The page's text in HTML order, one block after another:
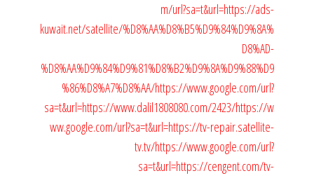
m/url?sa=t&url=https://ads-
kuwait.net/satellite/%D8%AA%D8%B5%D9%84%D9%8A%
D8%AD-
%D8%AA%D9%84%D9%81%D8%B2%D9%8A%D9%88%D9
%86%D8%A7%D8%AA/https://www.google.com/url?
sa=t&url=https://www.dalil1808080.com/2423/https://w
ww.google.com/url?sa=t&url=https://tv-repair.satellite-
tv.tv/https://www.google.com/url?
sa=t&url=https://cengent.com/tv-